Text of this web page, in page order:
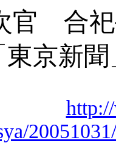
官 合
東京新